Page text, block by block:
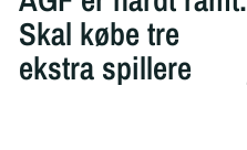
Skal købe tre
ekstra spillere